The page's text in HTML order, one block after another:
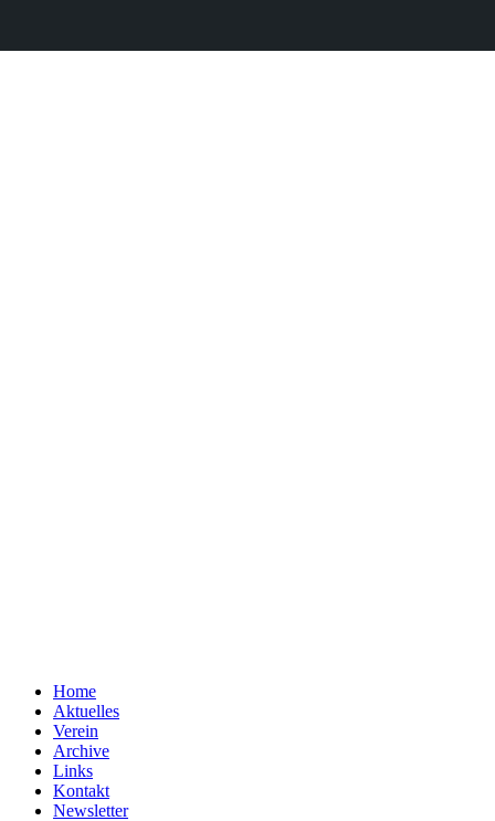
Home
Aktuelles
Verein
Archive
Links
Kontakt
Newsletter